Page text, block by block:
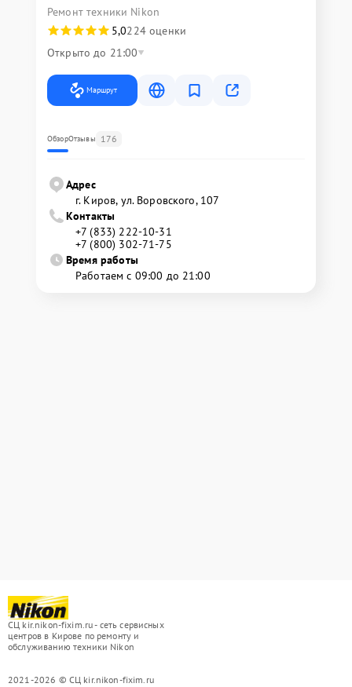
Ремонт техники Nikon
5,0224 оценки
Открыто до 21:00
Маршрут
ОбзорОтзывы 176
Адрес
г. Киров, ул. Воровского, 107
Контакты
+7 (833) 222-10-31
+7 (800) 302-71-75
Время работы
Работаем с 09:00 до 21:00
СЦ kir.nikon-fixim.ru - сеть сервисных
центров в Кирове по ремонту и
обслуживанию техники Nikon
2021-2026 © СЦ kir.nikon-fixim.ru